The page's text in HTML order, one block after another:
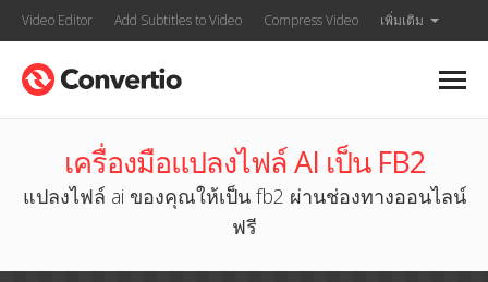
Video Editor Add Subtitles to Video Compress Video เพิ่มเติม
เครื่องมือแปลงไฟล์ AI เป็น FB2
แปลงไฟล์ ai ของคุณให้เป็น fb2 ผ่านช่องทางออนไลน์
ฟรี